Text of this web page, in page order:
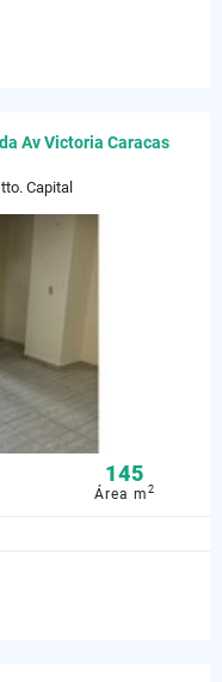
Av Victoria Caracas
Capital
145
Área m2